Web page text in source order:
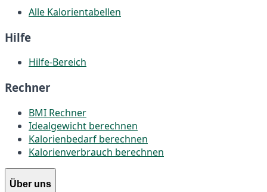
Alle Kalorientabellen
Hilfe
Hilfe-Bereich
Rechner
BMI Rechner
Idealgewicht berechnen
Kalorienbedarf berechnen
Kalorienverbrauch berechnen
Über uns